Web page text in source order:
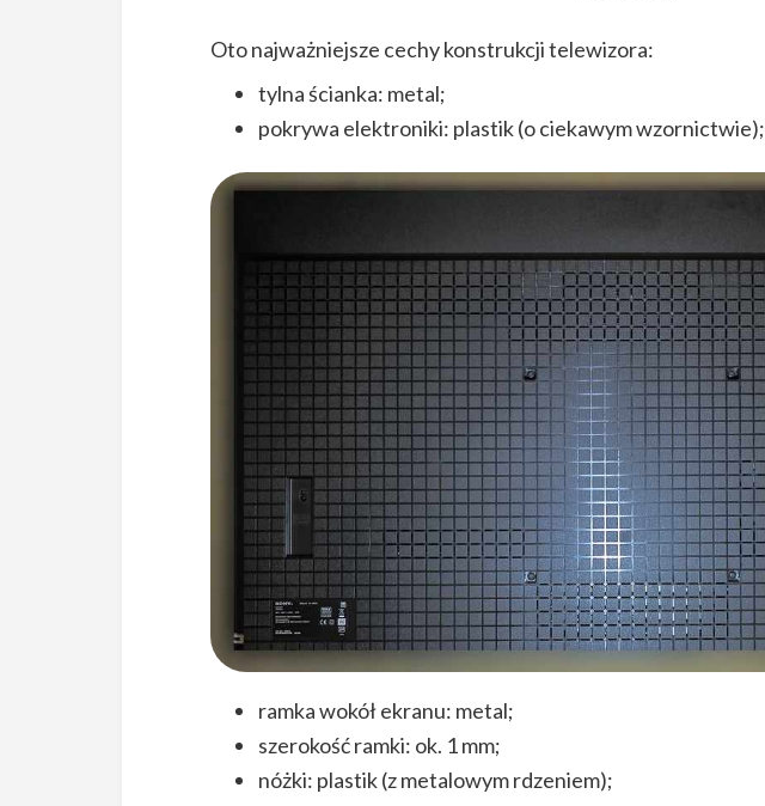
Oto najważniejsze cechy konstrukcji telewizora:
tylna ścianka: metal;
pokrywa elektroniki: plastik (o ciekawym wzornictwie);
ramka wokół ekranu: metal;
szerokość ramki: ok. 1 mm;
nóżki: plastik (z metalowym rdzeniem);